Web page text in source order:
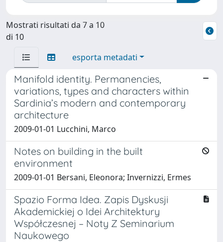
Mostrati risultati da 7 a 10
di 10
esporta metadati
Manifold identity. Permanencies,
variations, types and characters within
Sardinia’s modern and contemporary
architecture
2009-01-01 Lucchini, Marco
Notes on building in the built
environment
2009-01-01 Bersani, Eleonora; Invernizzi, Ermes
Spazio Forma Idea. Zapis Dyskusji
Akademickiej o Idei Architektury
Współczesnej – Noty Z Seminarium
Naukowego